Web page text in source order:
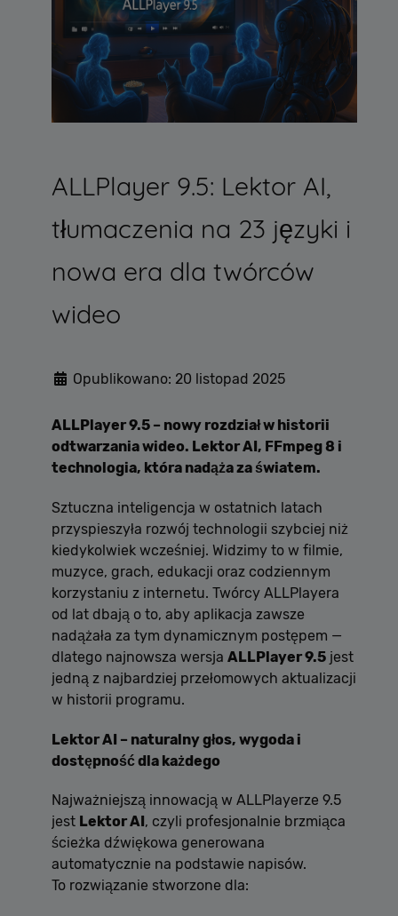
ALLPlayer 9.5: Lektor AI,
tłumaczenia na 23 języki i
nowa era dla twórców
wideo
Opublikowano: 20 listopad 2025
ALLPlayer 9.5 – nowy rozdział w historii
odtwarzania wideo. Lektor AI, FFmpeg 8 i
technologia, która nadąża za światem.
Sztuczna inteligencja w ostatnich latach
przyspieszyła rozwój technologii szybciej niż
kiedykolwiek wcześniej. Widzimy to w filmie,
muzyce, grach, edukacji oraz codziennym
korzystaniu z internetu. Twórcy ALLPlayera
od lat dbają o to, aby aplikacja zawsze
nadążała za tym dynamicznym postępem —
dlatego najnowsza wersja ALLPlayer 9.5 jest
jedną z najbardziej przełomowych aktualizacji
w historii programu.
Lektor AI – naturalny głos, wygoda i
dostępność dla każdego
Najważniejszą innowacją w ALLPlayerze 9.5
jest Lektor AI , czyli profesjonalnie brzmiąca
ścieżka dźwiękowa generowana
automatycznie na podstawie napisów.
To rozwiązanie stworzone dla: